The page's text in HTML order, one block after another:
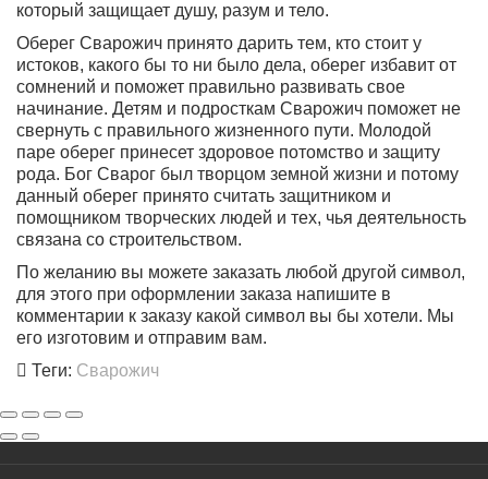
который защищает душу, разум и тело.
Оберег Сварожич принято дарить тем, кто стоит у
истоков, какого бы то ни было дела, оберег избавит от
сомнений и поможет правильно развивать свое
начинание. Детям и подросткам Сварожич поможет не
свернуть с правильного жизненного пути. Молодой
паре оберег принесет здоровое потомство и защиту
рода. Бог Сварог был творцом земной жизни и потому
данный оберег принято считать защитником и
помощником творческих людей и тех, чья деятельность
связана со строительством.
По желанию вы можете заказать любой другой символ,
для этого при оформлении заказа напишите в
комментарии к заказу какой символ вы бы хотели. Мы
его изготовим и отправим вам.
Теги: Сварожич